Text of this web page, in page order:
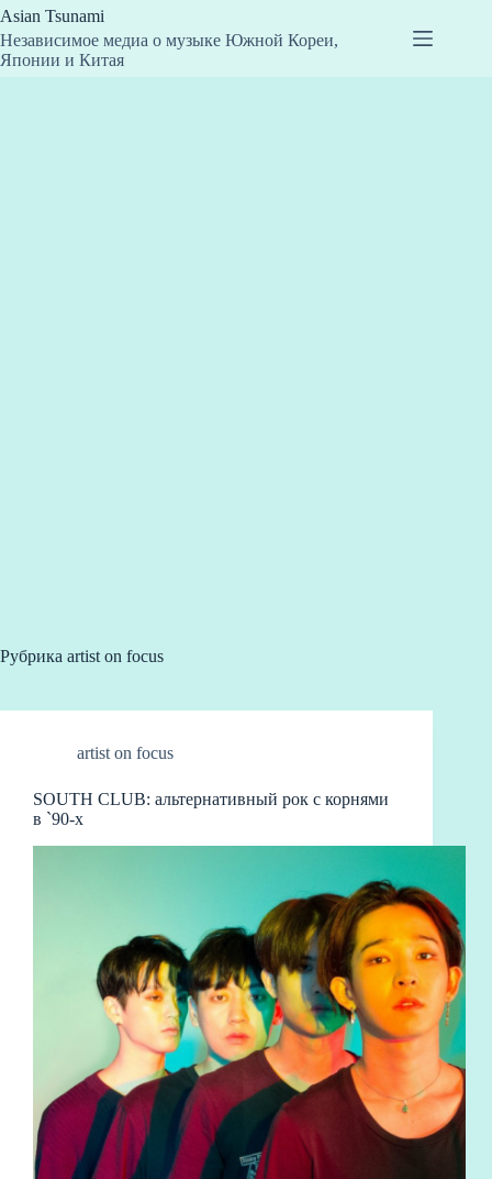
Перейти
к
сути
Asian Tsunami
Независимое медиа о музыке Южной Кореи,
Японии и Китая
Рубрика artist on focus
artist on focus
SOUTH CLUB: альтернативный рок с корнями
в `90-х